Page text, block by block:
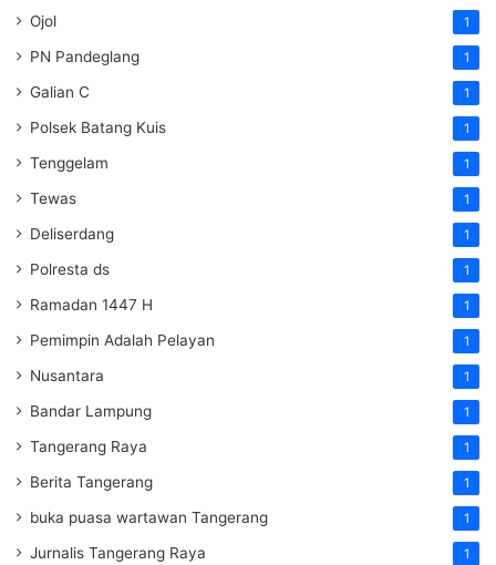
Ojol 1
PN Pandeglang 1
Galian C 1
Polsek Batang Kuis 1
Tenggelam 1
Tewas 1
Deliserdang 1
Polresta ds 1
Ramadan 1447 H 1
Pemimpin Adalah Pelayan 1
Nusantara 1
Bandar Lampung 1
Tangerang Raya 1
Berita Tangerang 1
buka puasa wartawan Tangerang 1
Jurnalis Tangerang Raya 1